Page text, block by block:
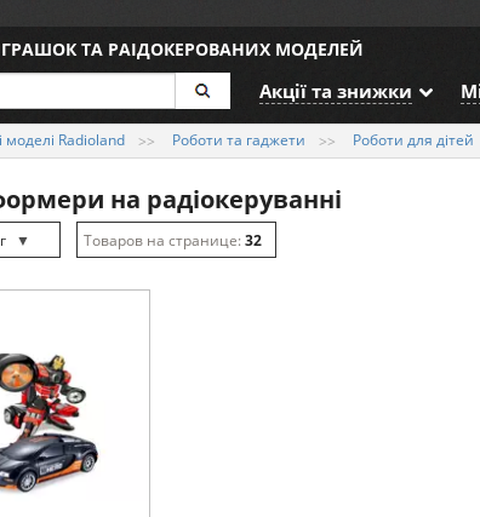
ТА РАІДОКЕРОВАНИХ МОДЕЛЕЙ
Акції та знижки
моделі Radioland Роботи та гаджети Роботи для дітей
на радіокеруванні
▼
▼
▲
▼
32